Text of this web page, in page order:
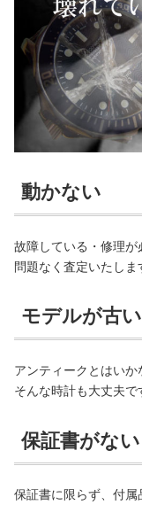
動かない
故障している・修理
問題なく査定いたしま
モデルが古い
アンティークとはいか
そんな時計も大丈夫で
保証書がない
保証書に限らず、付属